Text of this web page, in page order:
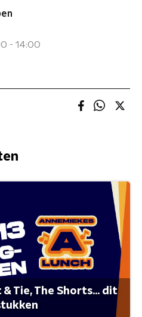
- 14:00
Tie, The Shorts... dit